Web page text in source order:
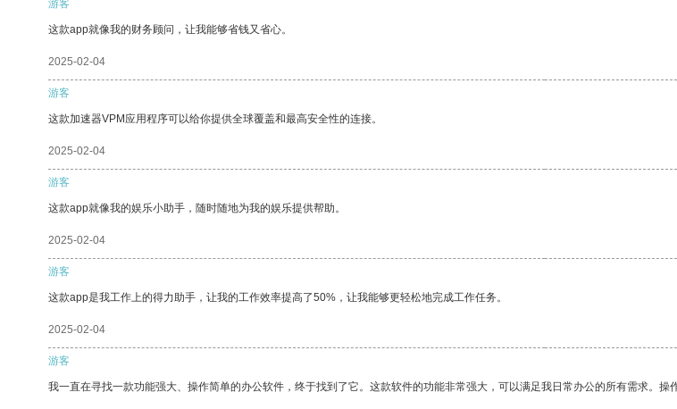
游客
这款app就像我的财务顾问，让我能够省钱又省心。
2025-02-04
游客
这款加速器VPM应用程序可以给你提供全球覆盖和最高安全性的连接。
2025-02-04
游客
这款app就像我的娱乐小助手，随时随地为我的娱乐提供帮助。
2025-02-04
游客
这款app是我工作上的得力助手，让我的工作效率提高了50%，让我能够更轻松地完成工作任务。
2025-02-04
游客
我一直在寻找一款功能强大、操作简单的办公软件，终于找到了它。这款软件的功能非常强大，可以满足我日常办公的所有需求。操